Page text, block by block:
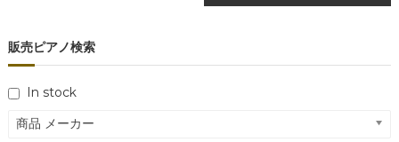
ナ
ビ
ゲ
販売ピアノ検索
In stock
商品 メーカー